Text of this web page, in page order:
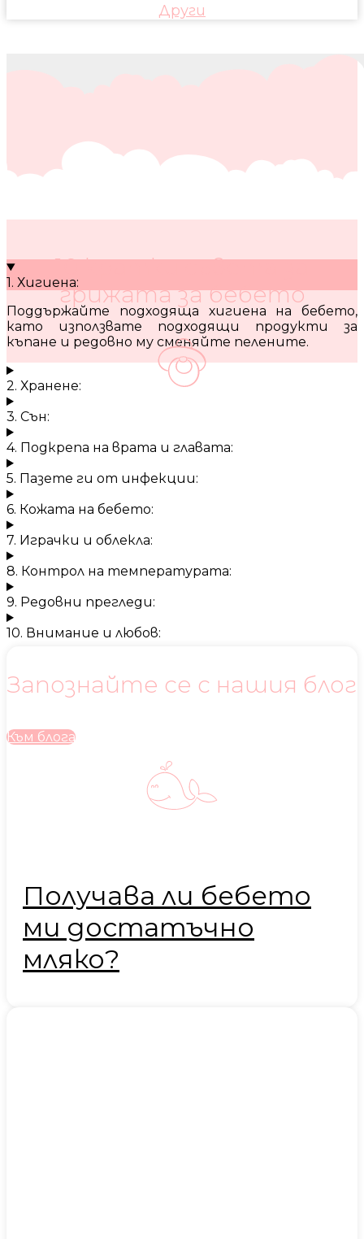
Други
10 кратки съвета за
грижата за бебето
1. Хигиена:
Поддържайте подходяща хигиена на бебето,
като използвате подходящи продукти за
къпане и редовно му сменяйте пелените.
2. Хранене:
3. Сън:
4. Подкрепа на врата и главата:
5. Пазете ги от инфекции:
6. Кожата на бебето:
7. Играчки и облекла:
8. Контрол на температурата:
9. Редовни прегледи:
10. Внимание и любов:
Запознайте се с нашия блог
Към блога
Получава ли бебето
ми достатъчно
мляко?